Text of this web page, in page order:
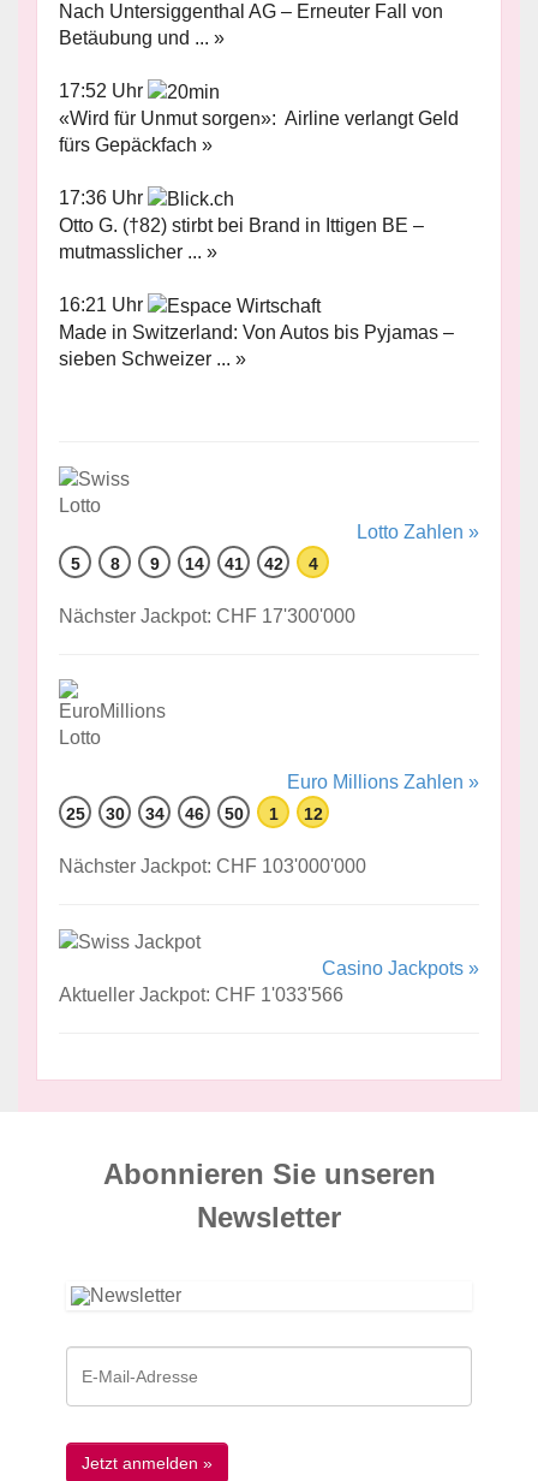
Nach Untersiggenthal AG – Erneuter Fall von
Betäubung und ... »
17:52 Uhr
«Wird für Unmut sorgen»: Airline verlangt Geld
fürs Gepäckfach »
17:36 Uhr
Otto G. (†82) stirbt bei Brand in Ittigen BE –
mutmasslicher ... »
16:21 Uhr
Made in Switzerland: Von Autos bis Pyjamas –
sieben Schweizer ... »
Lotto Zahlen »
5 8 9 14 41 42 4
Nächster Jackpot: CHF 17'300'000
Euro Millions Zahlen »
25 30 34 46 50 1 12
Nächster Jackpot: CHF 103'000'000
Casino Jackpots »
Aktueller Jackpot: CHF 1'033'566
Abonnieren Sie unseren
News­letter